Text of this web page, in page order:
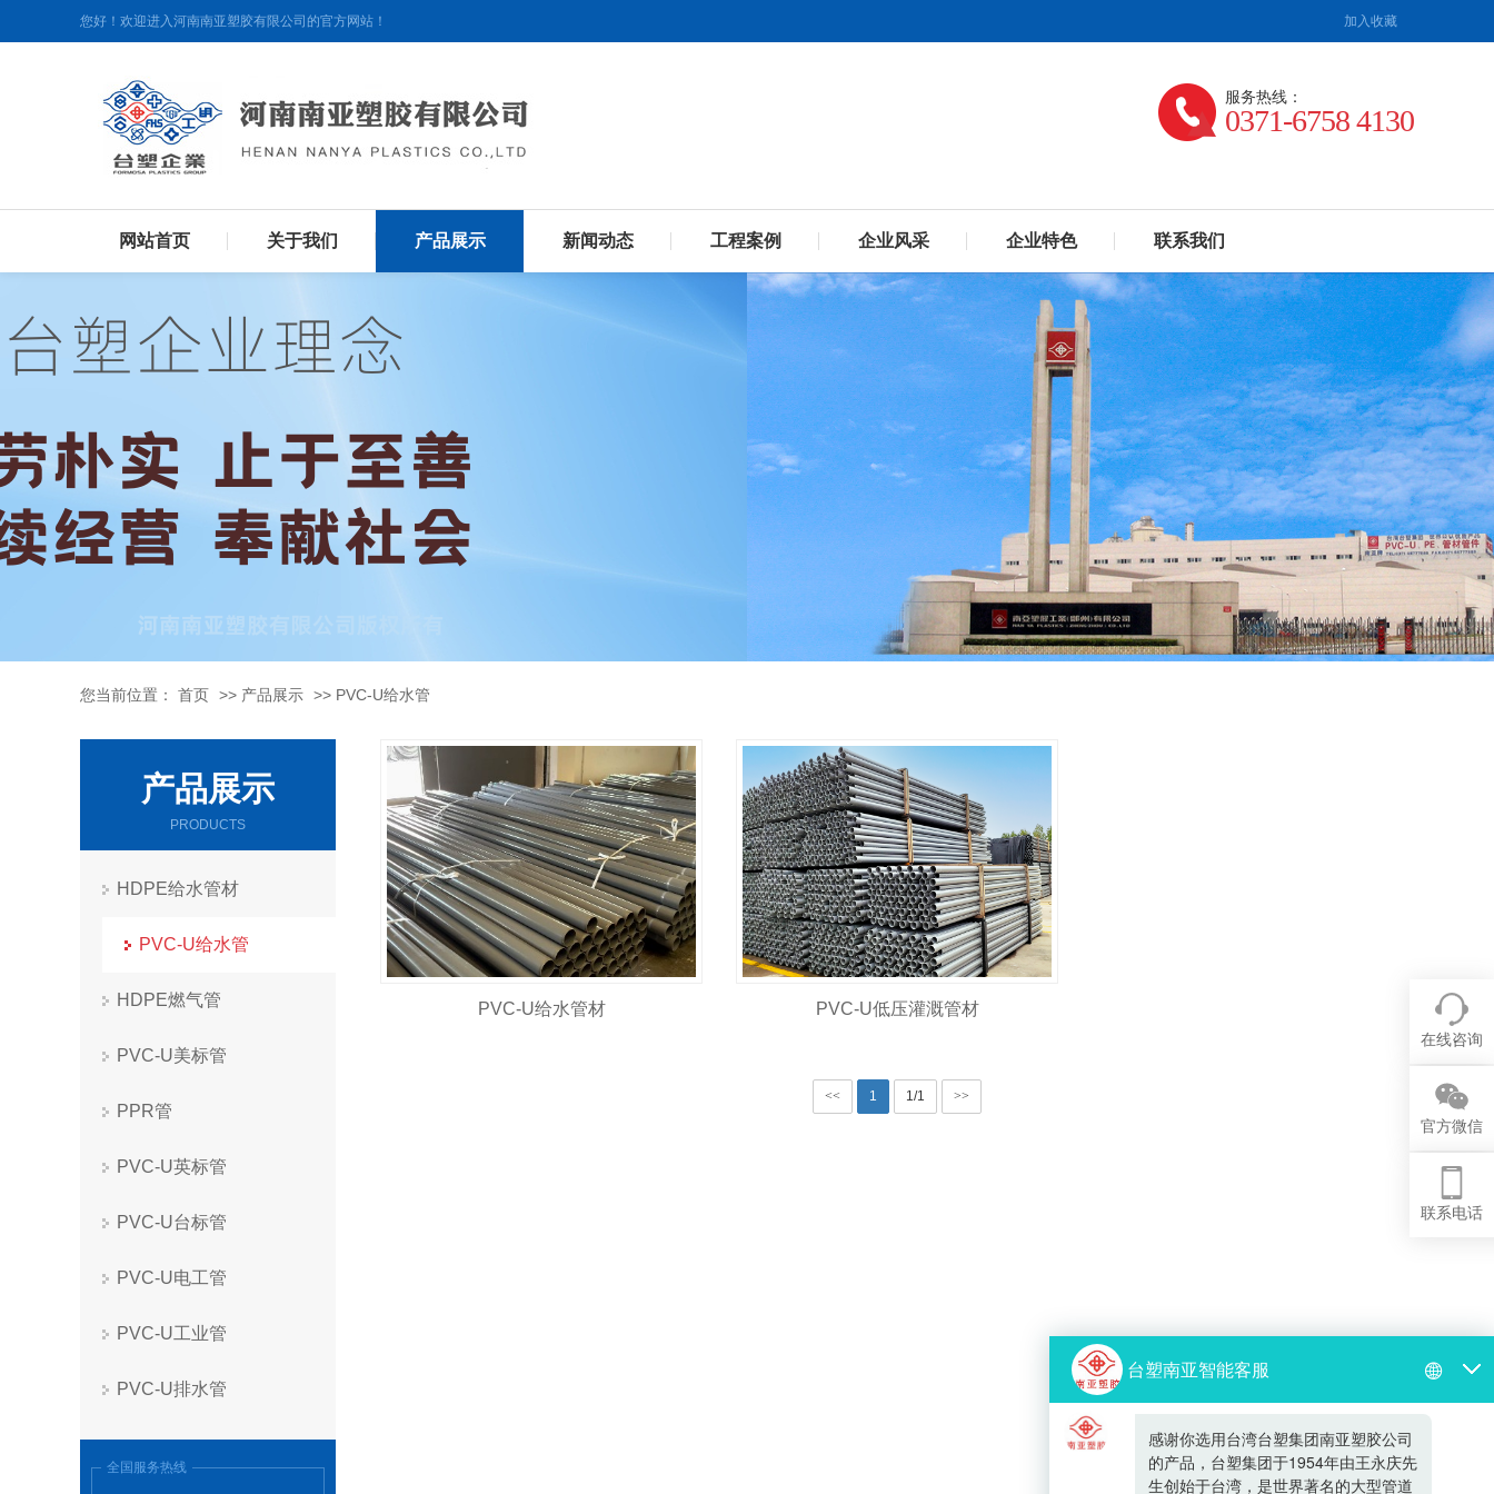
您好！欢迎进入河南南亚塑胶有限公司的官方网站！ 加入收藏
服务热线：
0371-6758 4130
网站首页 关于我们 产品展示 新闻动态 工程案例 企业风采 企业特色 联系我们
您当前位置： 首页 >> 产品展示 >> PVC-U给水管
产品展示
PRODUCTS
HDPE给水管材
PVC-U给水管
HDPE燃气管
PVC-U美标管
PPR管
PVC-U英标管
PVC-U台标管
PVC-U电工管
PVC-U工业管
PVC-U排水管
全国服务热线
PVC-U给水管材 PVC-U低压灌溉管材
<< 1 1/1 >>
在线咨询
官方微信
联系电话